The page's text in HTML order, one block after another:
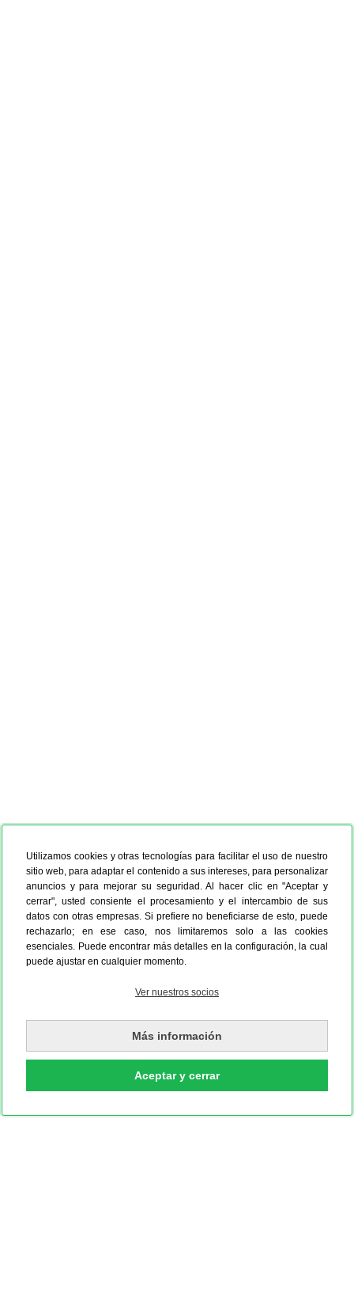
Utilizamos cookies y otras tecnologías para facilitar el uso de nuestro
sitio web, para adaptar el contenido a sus intereses, para personalizar
anuncios y para mejorar su seguridad. Al hacer clic en "Aceptar y
cerrar", usted consiente el procesamiento y el intercambio de sus
datos con otras empresas. Si prefiere no beneficiarse de esto, puede
rechazarlo; en ese caso, nos limitaremos solo a las cookies
esenciales. Puede encontrar más detalles en la configuración, la cual
puede ajustar en cualquier momento.
Ver nuestros socios
Más información
Aceptar y cerrar